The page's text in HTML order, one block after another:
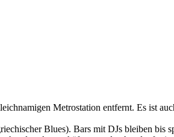
Metrostation entfernt. Es ist
Blues). Bars mit DJs bleiben bis